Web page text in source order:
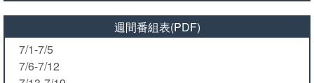
週間番組表(PDF)
7/1-7/5
7/6-7/12